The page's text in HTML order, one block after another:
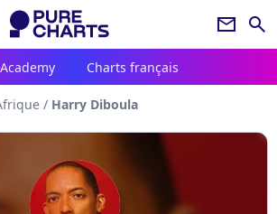
newsletter search
Charts français
/ Harry Diboula